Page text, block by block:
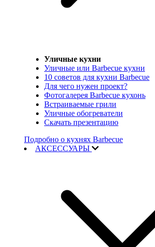
Уличные кухни
Уличные или Barbecue кухни
10 советов для кухни Barbecue
Для чего нужен проект?
Фотогалерея Barbecue кухонь
Встраиваемые грили
Уличные обогреватели
Скачать презентацию
Подробно о кухнях Barbecue
АКСЕССУАРЫ